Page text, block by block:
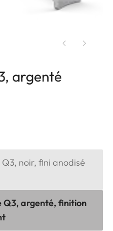
argenté
Q3, noir, fini anodisé
Q3, argenté, finition